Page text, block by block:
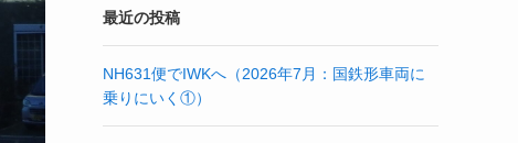
最近の投稿
NH631便でIWKへ（2026年7月：国鉄形車両に
乗りにいく①）